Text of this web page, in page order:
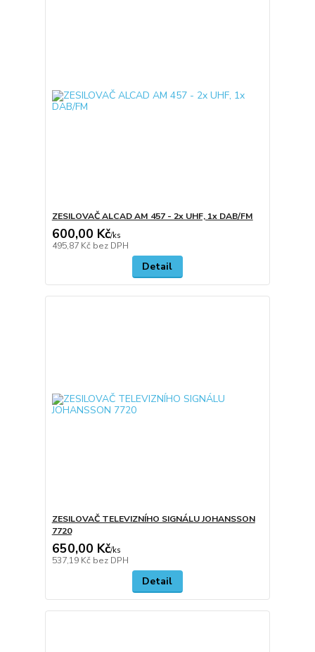
ZESILOVAČ ALCAD AM 457 - 2x UHF, 1x DAB/FM
600,00 Kč/ks
495,87 Kč bez DPH
Detail
ZESILOVAČ TELEVIZNÍHO SIGNÁLU JOHANSSON
7720
650,00 Kč/ks
537,19 Kč bez DPH
Detail